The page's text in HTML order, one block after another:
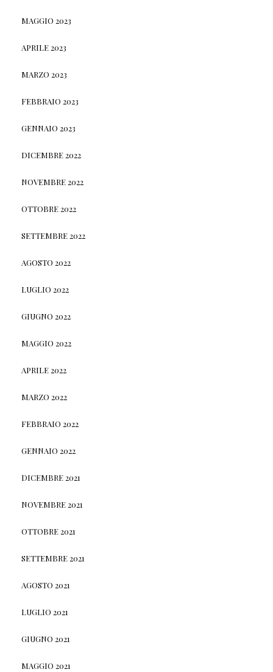
MAGGIO 2023
APRILE 2023
MARZO 2023
FEBBRAIO 2023
GENNAIO 2023
DICEMBRE 2022
NOVEMBRE 2022
OTTOBRE 2022
SETTEMBRE 2022
AGOSTO 2022
LUGLIO 2022
GIUGNO 2022
MAGGIO 2022
APRILE 2022
MARZO 2022
FEBBRAIO 2022
GENNAIO 2022
DICEMBRE 2021
NOVEMBRE 2021
OTTOBRE 2021
SETTEMBRE 2021
AGOSTO 2021
LUGLIO 2021
GIUGNO 2021
MAGGIO 2021